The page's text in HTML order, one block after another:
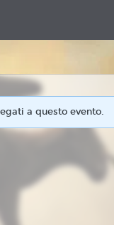
a questo evento.